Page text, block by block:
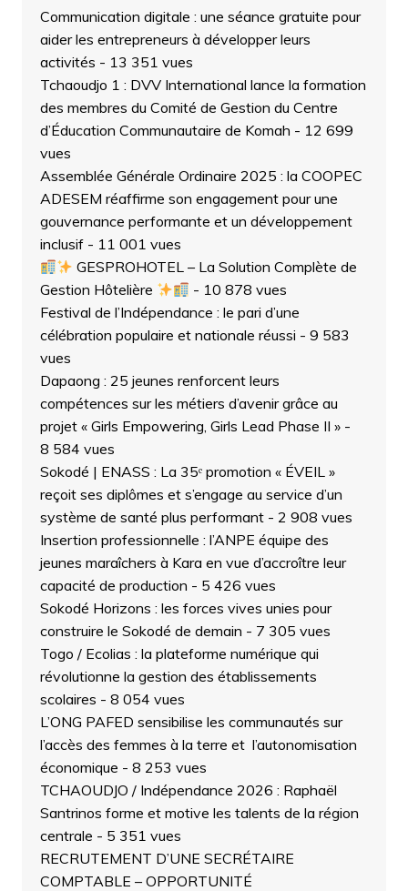
Communication digitale : une séance gratuite pour
aider les entrepreneurs à développer leurs
activités - 13 351 vues
Tchaoudjo 1 : DVV International lance la formation
des membres du Comité de Gestion du Centre
d’Éducation Communautaire de Komah - 12 699
vues
Assemblée Générale Ordinaire 2025 : la COOPEC
ADESEM réaffirme son engagement pour une
gouvernance performante et un développement
inclusif- 11 001 vues
GESPROHOTEL – La Solution Complète de
Gestion Hôtelière
- 10 878 vues
Festival de l’Indépendance : le pari d’une
célébration populaire et nationale réussi - 9 583
vues
Dapaong : 25 jeunes renforcent leurs
compétences sur les métiers d’avenir grâce au
projet « Girls Empowering, Girls Lead Phase II »-
8 584 vues
Sokodé | ENASS : La 35ᵉ promotion « ÉVEIL »
reçoit ses diplômes et s’engage au service d’un
système de santé plus performant- 2 908 vues
Insertion professionnelle : l’ANPE équipe des
jeunes maraîchers à Kara en vue d’accroître leur
capacité de production - 5 426 vues
Sokodé Horizons : les forces vives unies pour
construire le Sokodé de demain - 7 305 vues
Togo / Ecolias : la plateforme numérique qui
révolutionne la gestion des établissements
scolaires - 8 054 vues
L’ONG PAFED sensibilise les communautés sur
l’accès des femmes à la terre et l’autonomisation
économique - 8 253 vues
TCHAOUDJO / Indépendance 2026 : Raphaël
Santrinos forme et motive les talents de la région
centrale - 5 351 vues
RECRUTEMENT D’UNE SECRÉTAIRE
COMPTABLE – OPPORTUNITÉ